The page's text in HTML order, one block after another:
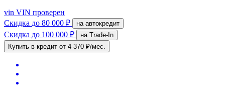
vin VIN проверен
Скидка до 80 000 ₽ на автокредит
Скидка до 100 000 ₽
на Trade-In
Купить в кредит от 4 370 ₽/мес.